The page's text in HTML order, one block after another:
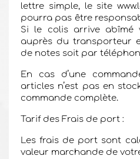
lettre simple, le site
pourra pas être
Si le colis arrive abîmé
auprès du transporteur
de notes soit par
En cas d’une
articles n’est pas en
commande complète.
Tarif des Frais de port :
Les frais de port sont
valeur marchande de